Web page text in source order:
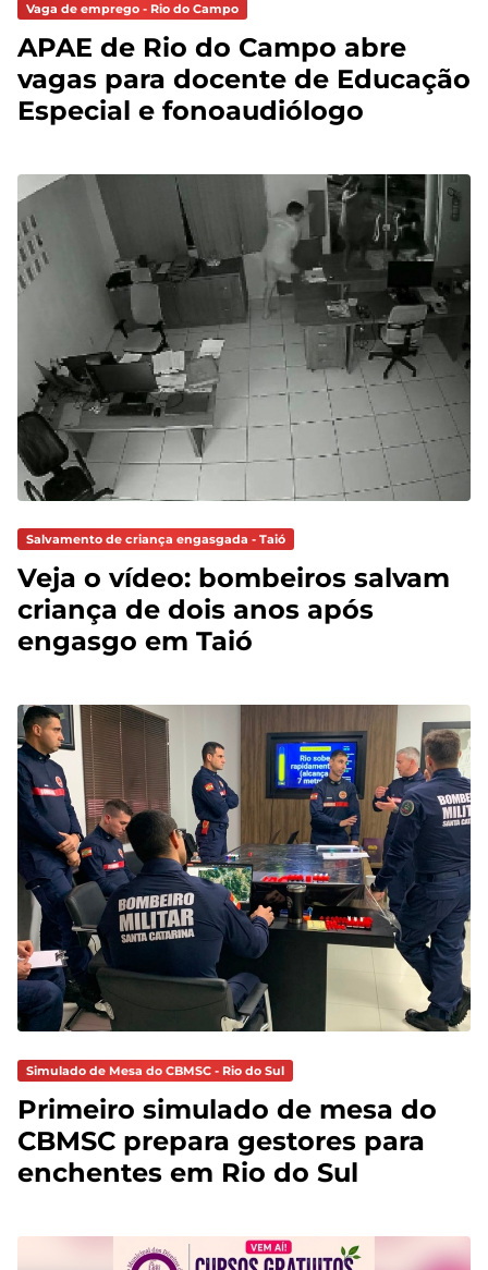
Vaga de emprego - Rio do Campo
APAE de Rio do Campo abre
vagas para docente de Educação
Especial e fonoaudiólogo
Salvamento de criança engasgada - Taió
Veja o vídeo: bombeiros salvam
criança de dois anos após
engasgo em Taió
Simulado de Mesa do CBMSC - Rio do Sul
Primeiro simulado de mesa do
CBMSC prepara gestores para
enchentes em Rio do Sul